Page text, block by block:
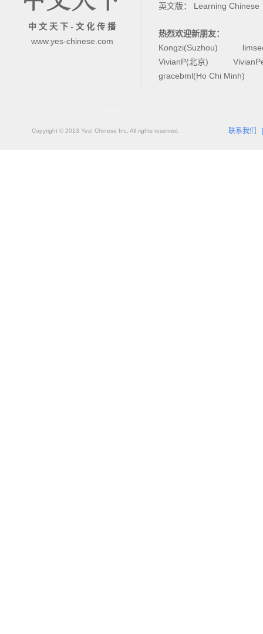
中 文 天 下 - 文 化 传 播
www.yes-chinese.com
英文版： Learning Chinese
热烈欢迎新朋友：
Kongzi(Suzhou)
VivianP(北京)
gracebml(Ho Chi Minh)
Copyright © 2013 Yes! Chinese Inc. All rights reserved. 联系我们